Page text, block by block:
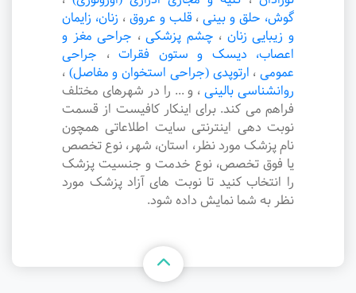
گوش، حلق و بینی ، قلب و عروق ، زنان، زایمان
و زیبایی زنان ، چشم پزشکی ، جراحی مغز و
اعصاب، دیسک و ستون فقرات ، جراحی
عمومی ، ارتوپدی (جراحی استخوان و مفاصل) ،
روانشناسی بالینی ، و ... را در شهرهای مختلف
فراهم می کند. برای اینکار کافیست از قسمت
نوبت دهی اینترنتی سایت اطلاعاتی همچون
نام پزشک مورد نظر، استان، شهر، نوع تخصص
یا فوق تخصص، نوع خدمت و جنسیت پزشک
را انتخاب کنید تا نوبت های آزاد پزشک مورد
نظر به شما نمایش داده شود.